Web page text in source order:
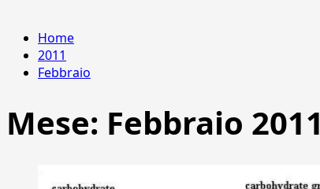
Home
2011
Febbraio
Mese: Febbraio 2011